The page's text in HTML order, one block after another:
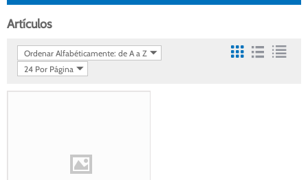
Artículos
Ordenar Alfabéticamente: de A a Z
24 Por Página